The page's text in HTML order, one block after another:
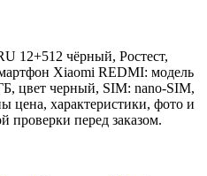
12+512 чёрный, Ростест,
Xiaomi REDMI: модель
цвет черный, SIM: nano-SIM,
цена, характеристики, фото и
проверки перед заказом.